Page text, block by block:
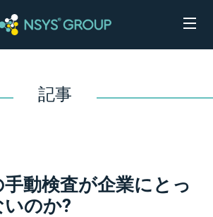
記事
動検査が企業にとっ
のか?